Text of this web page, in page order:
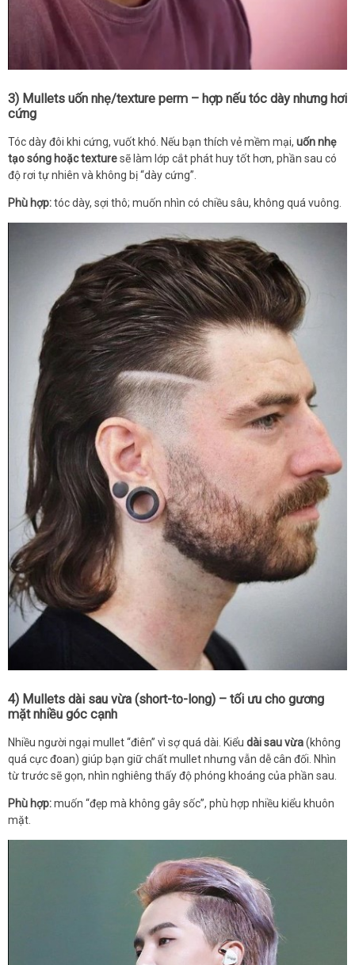
3) Mullets uốn nhẹ/texture perm – hợp nếu tóc dày nhưng hơi
cứng
Tóc dày đôi khi cứng, vuốt khó. Nếu bạn thích vẻ mềm mại, uốn nhẹ
tạo sóng hoặc texturesẽ làm lớp cắt phát huy tốt hơn, phần sau có
độ rơi tự nhiên và không bị “dày cứng”.
Phù hợp:tóc dày, sợi thô; muốn nhìn có chiều sâu, không quá vuông.
4) Mullets dài sau vừa (short-to-long) – tối ưu cho gương
mặt nhiều góc cạnh
Nhiều người ngại mullet “điên” vì sợ quá dài. Kiểu dài sau vừa(không
quá cực đoan) giúp bạn giữ chất mullet nhưng vẫn dễ cân đối. Nhìn
từ trước sẽ gọn, nhìn nghiêng thấy độ phóng khoáng của phần sau.
Phù hợp:muốn “đẹp mà không gây sốc”, phù hợp nhiều kiểu khuôn
mặt.